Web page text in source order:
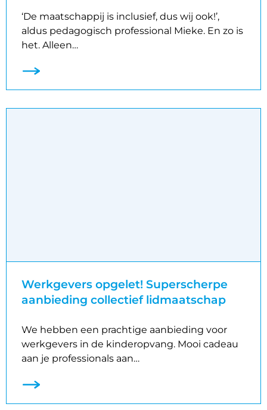
‘De maatschappij is inclusief, dus wij ook!’,
aldus pedagogisch professional Mieke. En zo is
het. Alleen…
Werkgevers opgelet! Superscherpe
aanbieding collectief lidmaatschap
We hebben een prachtige aanbieding voor
werkgevers in de kinderopvang. Mooi cadeau
aan je professionals aan…